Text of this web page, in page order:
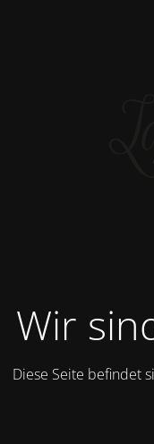
Wir
Diese Seite befindet